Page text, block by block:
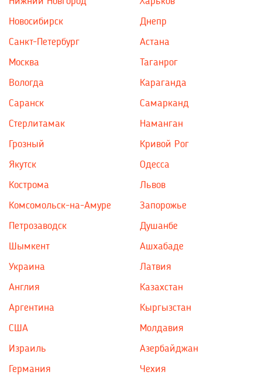
Новосибирск
Санкт-Петербург
Москва
Днепр
Астана
Таганрог
Вологда
Саранск
Стерлитамак
Грозный
Якутск
Кострома
Комсомольск-на-Амуре
Петрозаводск
Шымкент
Караганда
Самарканд
Наманган
Кривой Рог
Одесса
Львов
Запорожье
Душанбе
Ашхабаде
Украина
Англия
Аргентина
США
Израиль
Латвия
Казахстан
Кыргызстан
Молдавия
Азербайджан
Германия
Чехия